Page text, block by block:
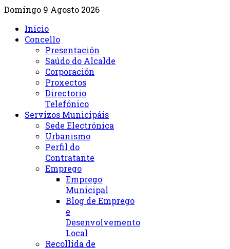
Domingo 9 Agosto 2026
Inicio
Concello
Presentación
Saúdo do Alcalde
Corporación
Proxectos
Directorio
Telefónico
Servizos Municipáis
Sede Electrónica
Urbanismo
Perfil do
Contratante
Emprego
Emprego
Municipal
Blog de Emprego
e
Desenvolvemento
Local
Recollida de